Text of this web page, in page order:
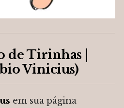
Tirinhas |
Vinicius)
em sua página